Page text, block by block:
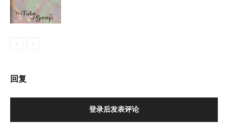
回复
登录后发表评论